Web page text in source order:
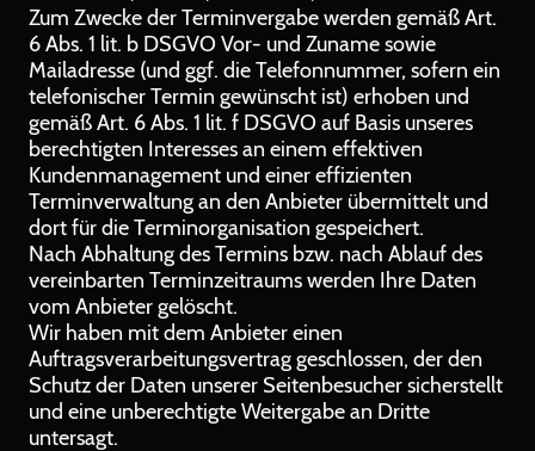
Zum Zwecke der Terminvergabe werden gemäß Art.
6 Abs. 1 lit. b DSGVO Vor- und Zuname sowie
Mailadresse (und ggf. die Telefonnummer, sofern ein
telefonischer Termin gewünscht ist) erhoben und
gemäß Art. 6 Abs. 1 lit. f DSGVO auf Basis unseres
berechtigten Interesses an einem effektiven
Kundenmanagement und einer effizienten
Terminverwaltung an den Anbieter übermittelt und
dort für die Terminorganisation gespeichert.
Nach Abhaltung des Termins bzw. nach Ablauf des
vereinbarten Terminzeitraums werden Ihre Daten
vom Anbieter gelöscht.
Wir haben mit dem Anbieter einen
Auftragsverarbeitungsvertrag geschlossen, der den
Schutz der Daten unserer Seitenbesucher sicherstellt
und eine unberechtigte Weitergabe an Dritte
untersagt.